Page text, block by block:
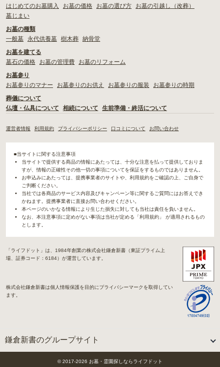
はじめてのお墓購入
お墓の価格 お墓の選び方
お墓の引越し（改葬）
墓じまい
お墓の種類
一般墓
永代供養墓 樹木葬 納骨堂
お墓を建てる
墓石の価格
お墓の管理費
お墓のリフォーム
お墓参り
お墓参りのマナー
お墓参りのお供え お墓参りの服装
お墓参りの時期
葬儀について
仏壇・仏具について
相続について 生前準備・終活について
運営者情報 利用規約 プライバシーポリシー 口コミについて お問い合わせ
■当サイトに関する注意事項
当サイトで提供する商品の情報にあたっては、十分な注意を払って提供しておりま
すが、情報の正確性その他一切の事項についてを保証をするものではありません。
お申込みにあたっては、提携事業者のサイトや、利用規約をご確認の上、ご自身で
ご判断ください。
当社では各商品のサービス内容及びキャンペーン等に関するご質問にはお答えでき
かねます。提携事業者に直接お問い合わせください。
本ページのいかなる情報により生じた損失に対しても当社は責任を負いません。
なお、本注意事項に定めがない事項は当社が定める「利用規約」 が適用されるもの
とします。
「ライフドット」は、1984年創業の株式会社鎌倉新書（東証プライム上
場、証券コード：6184）が運営しています。
株式会社鎌倉新書は個人情報保護を目的にプライバシーマークを取得してい
ます。
鎌倉新書のグループサイト
© 2017-2026 お墓・霊園探しならライフドット